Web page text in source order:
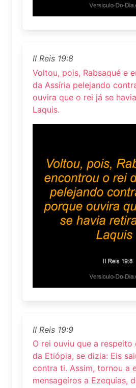
II Reis 19:8
Voltou, pois, Rabsaqué e
da Assíria pelejando
ouvira que o rei já se
Laquis.
II Reis 19:9
O rei ouviu que a respeito
da Etiópia, se dizia: Eis
contra ti. Assim, tornou a
mensageiros a Ezequias,